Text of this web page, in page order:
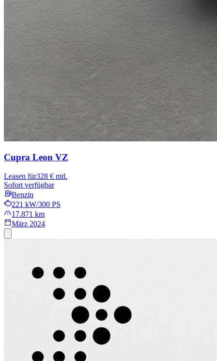
Cupra Leon VZ
Leasen für328 € mtl.
Sofort verfügbar
Benzin
221 kW/300 PS
17.871 km
März 2024